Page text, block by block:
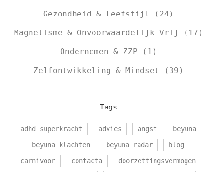
Gezondheid & Leefstijl (24)
Magnetisme & Onvoorwaardelijk Vrij (17)
Ondernemen & ZZP (1)
Zelfontwikkeling & Mindset (39)
Tags
adhd superkracht advies angst beyuna
beyuna klachten beyuna radar blog
carnivoor contacta doorzettingsvermogen